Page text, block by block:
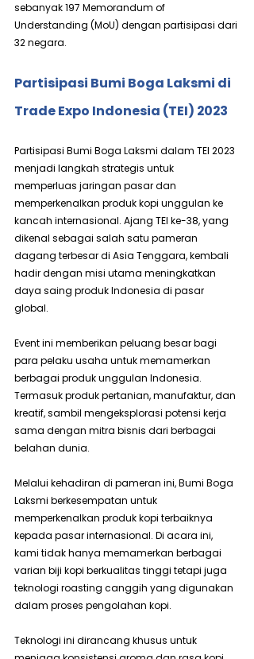
sebanyak 197 Memorandum of
Understanding (MoU) dengan partisipasi dari
32 negara.
Partisipasi Bumi Boga Laksmi di
Trade Expo Indonesia (TEI) 2023
Partisipasi Bumi Boga Laksmi dalam TEI 2023
menjadi langkah strategis untuk
memperluas jaringan pasar dan
memperkenalkan produk kopi unggulan ke
kancah internasional. Ajang TEI ke-38, yang
dikenal sebagai salah satu pameran
dagang terbesar di Asia Tenggara, kembali
hadir dengan misi utama meningkatkan
daya saing produk Indonesia di pasar
global.
Event ini memberikan peluang besar bagi
para pelaku usaha untuk memamerkan
berbagai produk unggulan Indonesia.
Termasuk produk pertanian, manufaktur, dan
kreatif, sambil mengeksplorasi potensi kerja
sama dengan mitra bisnis dari berbagai
belahan dunia.
Melalui kehadiran di pameran ini, Bumi Boga
Laksmi berkesempatan untuk
memperkenalkan produk kopi terbaiknya
kepada pasar internasional. Di acara ini,
kami tidak hanya memamerkan berbagai
varian biji kopi berkualitas tinggi tetapi juga
teknologi roasting canggih yang digunakan
dalam proses pengolahan kopi.
Teknologi ini dirancang khusus untuk